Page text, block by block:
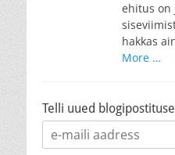
ehitus on
hakkas
More …
Telli uued
maili